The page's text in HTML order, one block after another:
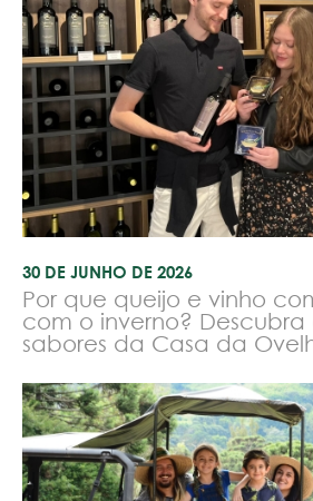
30 DE JUNHO DE 2026
Por que queijo e vinho
com o inverno?
sabores da Casa da